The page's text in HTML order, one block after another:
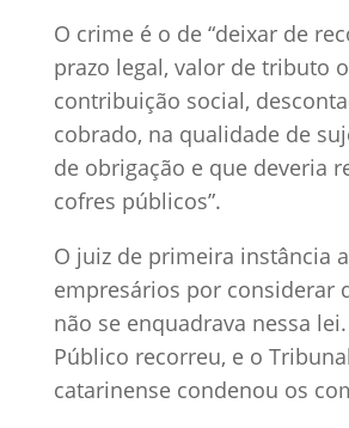
O crime é o de “deixar de
prazo legal, valor de tributo
contribuição social,
cobrado, na qualidade de
de obrigação e que deveria
cofres públicos”.
O juiz de primeira instância
empresários por considerar
não se enquadrava nessa
Público recorreu, e o
catarinense condenou os